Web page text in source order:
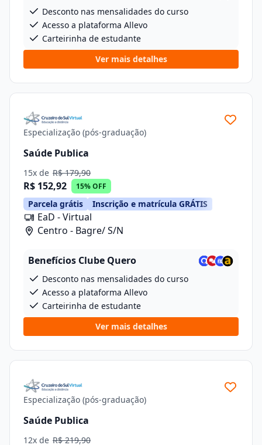
Desconto nas mensalidades do curso
Acesso a plataforma Allevo
Carteirinha de estudante
Ver mais detalhes
Especialização (pós-graduação)
Saúde Publica
15x de R$ 179,90
R$ 152,92 15% OFF
Parcela grátis Inscrição e matrícula GRÁTIS
EaD - Virtual
Centro - Bagre/ S/N
Benefícios Clube Quero
Desconto nas mensalidades do curso
Acesso a plataforma Allevo
Carteirinha de estudante
Ver mais detalhes
Especialização (pós-graduação)
Saúde Publica
12x de R$ 219,90